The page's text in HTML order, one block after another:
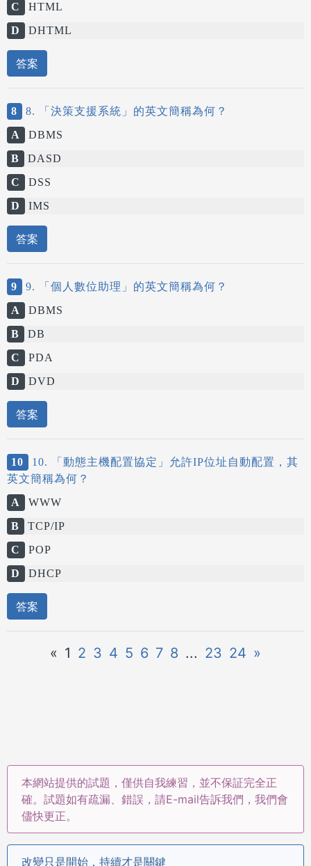
C
HTML
D
DHTML
答案
8
8. 「決策支援系統」的英文簡稱為何？
A
DBMS
B
DASD
C
DSS
D
IMS
答案
9
9. 「個人數位助理」的英文簡稱為何？
A
DBMS
B
DB
C
PDA
D
DVD
答案
10
10. 「動態主機配置協定」允許IP位址自動配置，其
英文簡稱為何？
A
WWW
B
TCP/IP
C
POP
D
DHCP
答案
« 1 2 3 4 5 6 7 8 ... 23 24 »
本網站提供的試題，僅供自我練習，並不保証完全正
確。試題如有疏漏、錯誤，請E-mail告訴我們，我們會
儘快更正。
改變只是開始，持續才是關鍵